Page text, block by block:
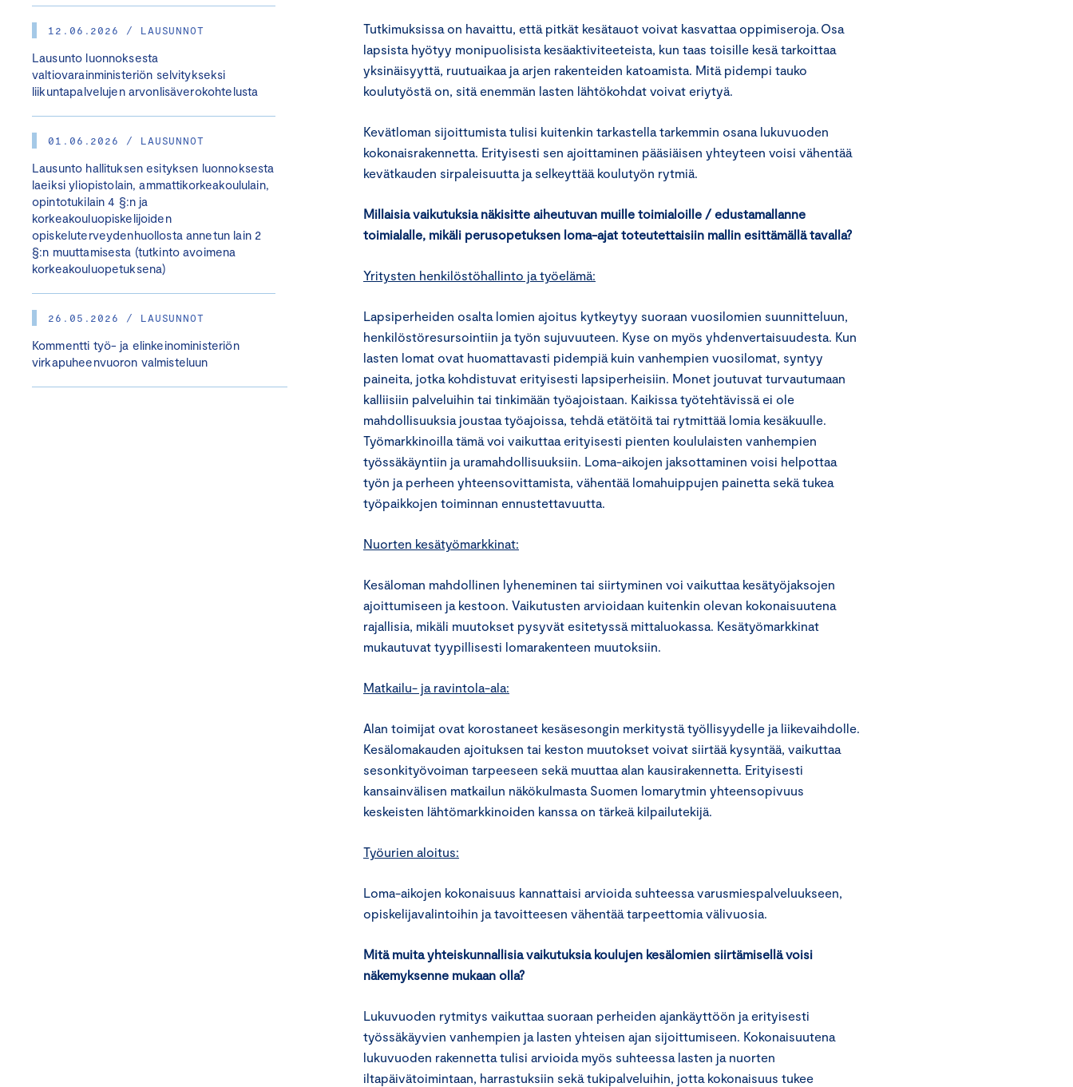
12.06.2026 / LAUSUNNOT
Lausunto luonnoksesta
valtiovarainministeriön selvitykseksi
liikuntapalvelujen arvonlisäverokohtelusta
01.06.2026 / LAUSUNNOT
Lausunto hallituksen esityksen luonnoksesta
laeiksi yliopistolain, ammattikorkeakoululain,
opintotukilain 4 §:n ja
korkeakouluopiskelijoiden
opiskeluterveydenhuollosta annetun lain 2
§:n muuttamisesta (tutkinto avoimena
korkeakouluopetuksena)
26.05.2026 / LAUSUNNOT
Kommentti työ- ja elinkeinoministeriön
virkapuheenvuoron valmisteluun
Tutkimuksissa on havaittu, että pitkät kesätauot voivat kasvattaa oppimiseroja. Osa
lapsista hyötyy monipuolisista kesäaktiviteeteista, kun taas toisille kesä tarkoittaa
yksinäisyyttä, ruutuaikaa ja arjen rakenteiden katoamista. Mitä pidempi tauko
koulutyöstä on, sitä enemmän lasten lähtökohdat voivat eriytyä.
Kevätloman sijoittumista tulisi kuitenkin tarkastella tarkemmin osana lukuvuoden
kokonaisrakennetta. Erityisesti sen ajoittaminen pääsiäisen yhteyteen voisi vähentää
kevätkauden sirpaleisuutta ja selkeyttää koulutyön rytmiä.
Millaisia vaikutuksia näkisitte aiheutuvan muille toimialoille / edustamallanne
toimialalle, mikäli perusopetuksen loma-ajat toteutettaisiin mallin esittämällä tavalla?
Yritysten henkilöstöhallinto ja työelämä:
Lapsiperheiden osalta lomien ajoitus kytkeytyy suoraan vuosilomien suunnitteluun,
henkilöstöresursointiin ja työn sujuvuuteen. Kyse on myös yhdenvertaisuudesta. Kun
lasten lomat ovat huomattavasti pidempiä kuin vanhempien vuosilomat, syntyy
paineita, jotka kohdistuvat erityisesti lapsiperheisiin. Monet joutuvat turvautumaan
kalliisiin palveluihin tai tinkimään työajoistaan. Kaikissa työtehtävissä ei ole
mahdollisuuksia joustaa työajoissa, tehdä etätöitä tai rytmittää lomia kesäkuulle.
Työmarkkinoilla tämä voi vaikuttaa erityisesti pienten koululaisten vanhempien
työssäkäyntiin ja uramahdollisuuksiin. Loma-aikojen jaksottaminen voisi helpottaa
työn ja perheen yhteensovittamista, vähentää lomahuippujen painetta sekä tukea
työpaikkojen toiminnan ennustettavuutta.
Nuorten kesätyömarkkinat:
Kesäloman mahdollinen lyheneminen tai siirtyminen voi vaikuttaa kesätyöjaksojen
ajoittumiseen ja kestoon. Vaikutusten arvioidaan kuitenkin olevan kokonaisuutena
rajallisia, mikäli muutokset pysyvät esitetyssä mittaluokassa. Kesätyömarkkinat
mukautuvat tyypillisesti lomarakenteen muutoksiin.
Matkailu- ja ravintola-ala:
Alan toimijat ovat korostaneet kesäsesongin merkitystä työllisyydelle ja liikevaihdolle.
Kesälomakauden ajoituksen tai keston muutokset voivat siirtää kysyntää, vaikuttaa
sesonkityövoiman tarpeeseen sekä muuttaa alan kausirakennetta. Erityisesti
kansainvälisen matkailun näkökulmasta Suomen lomarytmin yhteensopivuus
keskeisten lähtömarkkinoiden kanssa on tärkeä kilpailutekijä.
Työurien aloitus:
Loma-aikojen kokonaisuus kannattaisi arvioida suhteessa varusmiespalveluukseen,
opiskelijavalintoihin ja tavoitteesen vähentää tarpeettomia välivuosia.
Mitä muita yhteiskunnallisia vaikutuksia koulujen kesälomien siirtämisellä voisi
näkemyksenne mukaan olla?
Lukuvuoden rytmitys vaikuttaa suoraan perheiden ajankäyttöön ja erityisesti
työssäkäyvien vanhempien ja lasten yhteisen ajan sijoittumiseen. Kokonaisuutena
lukuvuoden rakennetta tulisi arvioida myös suhteessa lasten ja nuorten
iltapäivätoimintaan, harrastuksiin sekä tukipalveluihin, jotta kokonaisuus tukee